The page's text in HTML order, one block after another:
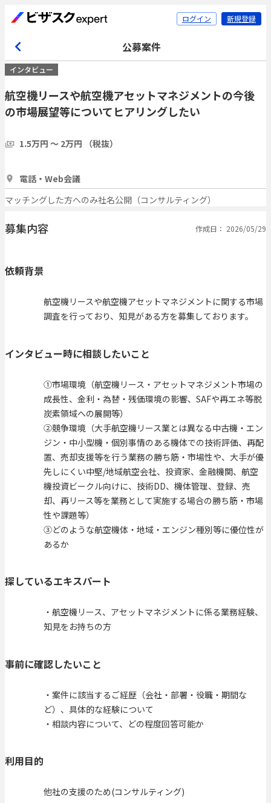
ログイン 新規登録
公募案件
インタビュー
航空機リースや航空機アセットマネジメントの今後
の市場展望等についてヒアリングしたい
1.5万円 〜 2万円 （税抜）
電話・Web会議
マッチングした方へのみ社名公開（コンサルティング）
募集内容 作成日： 2026/05/29
依頼背景
航空機リースや航空機アセットマネジメントに関する市場
調査を行っており、知見がある方を募集しております。
インタビュー時に相談したいこと
①市場環境（航空機リース・アセットマネジメント市場の
成長性、金利・為替・残価環境の影響、SAFや再エネ等脱
炭素領域への展開等）
②競争環境（大手航空機リース業とは異なる中古機・エン
ジン・中小型機・個別事情のある機体での技術評価、再配
置、売却支援等を行う業務の勝ち筋・市場性や、大手が優
先しにくい中堅/地域航空会社、投資家、金融機関、航空
機投資ビークル向けに、技術DD、機体管理、登録、売
却、再リース等を業務として実施する場合の勝ち筋・市場
性や課題等）
③どのような航空機体・地域・エンジン種別等に優位性が
あるか
探しているエキスパート
・航空機リース、アセットマネジメントに係る業務経験、
知見をお持ちの方
事前に確認したいこと
・案件に該当するご経歴（会社・部署・役職・期間な
ど）、具体的な経験について
・相談内容について、どの程度回答可能か
利用目的
他社の支援のため(コンサルティング)